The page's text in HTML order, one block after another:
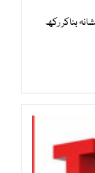
بناکر رکھ